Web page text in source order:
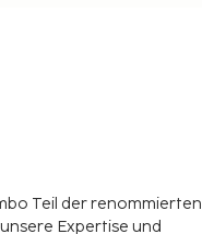
Teil der renommierten
Expertise und